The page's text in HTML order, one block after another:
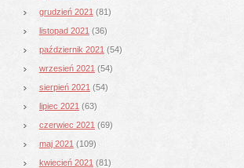
grudzień 2021 (81)
listopad 2021 (36)
październik 2021 (54)
wrzesień 2021 (54)
sierpień 2021 (54)
lipiec 2021 (63)
czerwiec 2021 (69)
maj 2021 (109)
kwiecień 2021 (81)